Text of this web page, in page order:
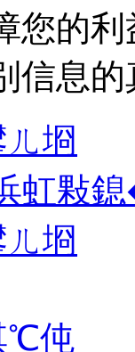
您的
信息
埛
虹敤
埛
℃伅